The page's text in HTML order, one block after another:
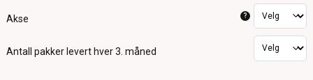
Akse ?
Antall pakker levert hver 3. måned